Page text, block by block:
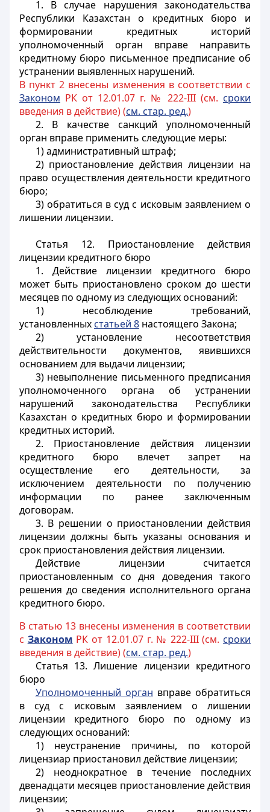
1. В случае нарушения законодательства
Республики Казахстан о кредитных бюро и
формировании кредитных историй
уполномоченный орган вправе направить
кредитному бюро письменное предписание об
устранении выявленных нарушений.
В пункт 2 внесены изменения в соответствии с
Законом РК от 12.01.07 г. № 222-III (см. сроки
введения в действие) (см. стар. ред.)
2. В качестве санкций уполномоченный
орган вправе применить следующие меры:
1) административный штраф;
2) приостановление действия лицензии на
право осуществления деятельности кредитного
бюро;
3) обратиться в суд с исковым заявлением о
лишении лицензии.
Статья 12. Приостановление действия
лицензии кредитного бюро
1. Действие лицензии кредитного бюро
может быть приостановлено сроком до шести
месяцев по одному из следующих оснований:
1) несоблюдение требований,
установленных статьей 8 настоящего Закона;
2) установление несоответствия
действительности документов, явившихся
основанием для выдачи лицензии;
3) невыполнение письменного предписания
уполномоченного органа об устранении
нарушений законодательства Республики
Казахстан о кредитных бюро и формировании
кредитных историй.
2. Приостановление действия лицензии
кредитного бюро влечет запрет на
осуществление его деятельности, за
исключением деятельности по получению
информации по ранее заключенным
договорам.
3. В решении о приостановлении действия
лицензии должны быть указаны основания и
срок приостановления действия лицензии.
Действие лицензии считается
приостановленным со дня доведения такого
решения до сведения исполнительного органа
кредитного бюро.
В статью 13 внесены изменения в соответствии
с Законом РК от 12.01.07 г. № 222-III (см. сроки
введения в действие) (см. стар. ред.)
Статья 13. Лишение лицензии кредитного
бюро
Уполномоченный орган вправе обратиться
в суд с исковым заявлением о лишении
лицензии кредитного бюро по одному из
следующих оснований:
1) неустранение причины, по которой
лицензиар приостановил действие лицензии;
2) неоднократное в течение последних
двенадцати месяцев приостановление действия
лицензии;